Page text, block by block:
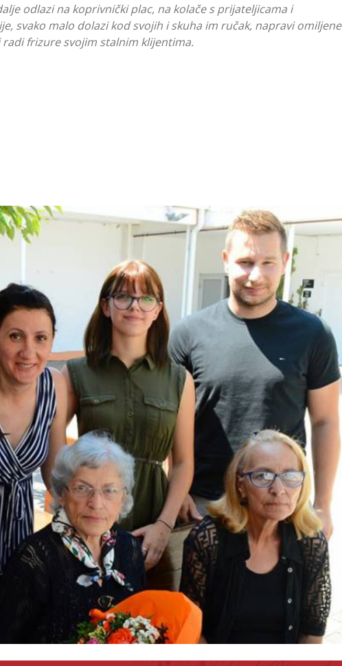
odlazi na koprivnički plac, na kolače s prijateljicama i
svako malo dolazi kod svojih i skuha im ručak, napravi omiljene
radi frizure svojim stalnim klijentima.